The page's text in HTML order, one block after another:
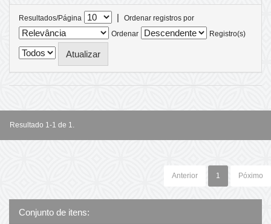
Resultados/Página |
Ordenar registros por
Ordenar
Registro(s)
Resultado 1-1 de 1.
Anterior 1 Póximo
Conjunto de itens: